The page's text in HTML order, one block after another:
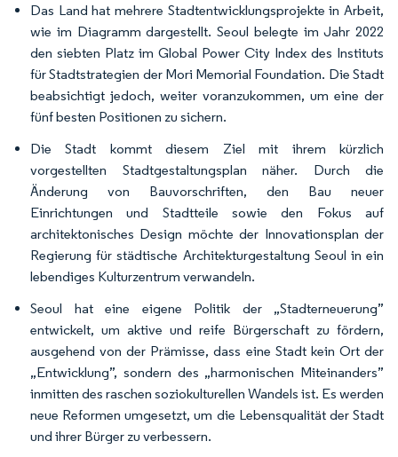
Das Land hat mehrere Stadtentwicklungsprojekte in Arbeit,
wie im Diagramm dargestellt. Seoul belegte im Jahr 2022
den siebten Platz im Global Power City Index des Instituts
für Stadtstrategien der Mori Memorial Foundation. Die Stadt
beabsichtigt jedoch, weiter voranzukommen, um eine der
fünf besten Positionen zu sichern.
Die Stadt kommt diesem Ziel mit ihrem kürzlich
vorgestellten Stadtgestaltungsplan näher. Durch die
Änderung von Bauvorschriften, den Bau neuer
Einrichtungen und Stadtteile sowie den Fokus auf
architektonisches Design möchte der Innovationsplan der
Regierung für städtische Architekturgestaltung Seoul in ein
lebendiges Kulturzentrum verwandeln.
Seoul hat eine eigene Politik der „Stadterneuerung”
entwickelt, um aktive und reife Bürgerschaft zu fördern,
ausgehend von der Prämisse, dass eine Stadt kein Ort der
„Entwicklung”, sondern des „harmonischen Miteinanders”
inmitten des raschen soziokulturellen Wandels ist. Es werden
neue Reformen umgesetzt, um die Lebensqualität der Stadt
und ihrer Bürger zu verbessern.